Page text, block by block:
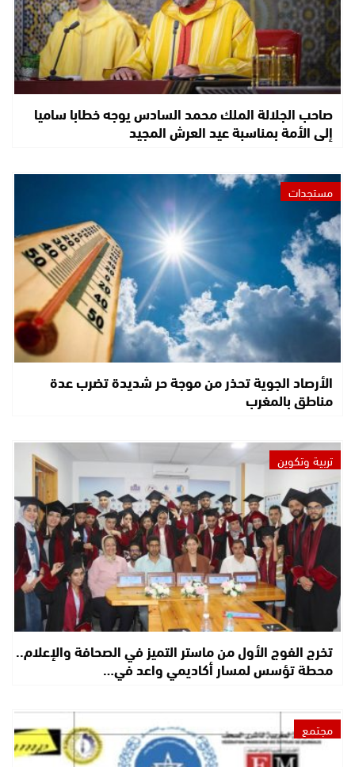
صاحب الجلالة الملك محمد السادس يوجه خطابا ساميا
إلى الأمة بمناسبة عيد العرش المجيد
مستجدات
الأرصاد الجوية تحذر من موجة حر شديدة تضرب عدة
مناطق بالمغرب
تربية وتكوين
تخرج الفوج الأول من ماستر التميز في الصحافة والإعلام..
محطة تؤسس لمسار أكاديمي واعد في…
مجتمع